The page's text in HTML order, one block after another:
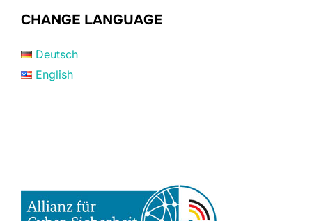
CHANGE LANGUAGE
Deutsch
English